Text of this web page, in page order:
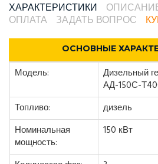
ХАРАКТЕРИСТИКИ
ОПЛАТА
ЗАДАТЬ ВОПРОС
ОСНОВНЫЕ
Модель:
Дизельный
АД-150С-
Топливо:
дизель
Номинальная
мощность:
150 кВт